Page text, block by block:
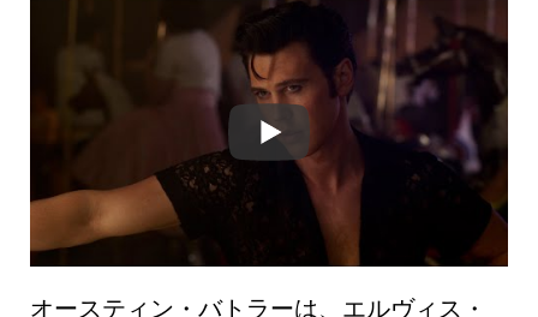
オースティン・バトラーは、エルヴィス・